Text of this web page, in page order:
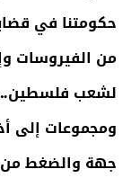
حكومتنا في
من الفيروسات
لشعب فلسطين…
ومجموعات إلى
جهة والضغط